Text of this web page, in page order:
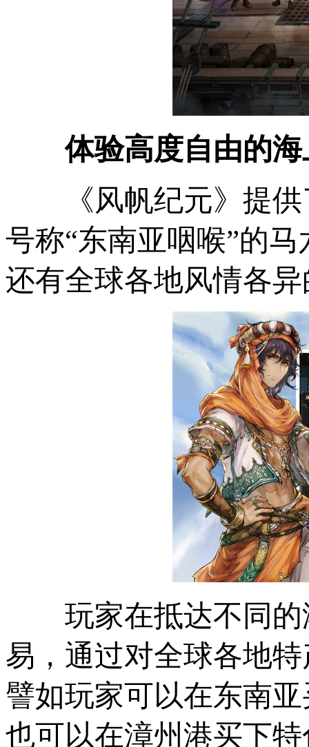
体验高度自由的
《风帆纪元》提
号称“东南亚咽喉”的马
还有全球各地风情各
玩家在抵达不同
易，通过对全球各地
譬如玩家可以在东南
也可以在漳州港买下